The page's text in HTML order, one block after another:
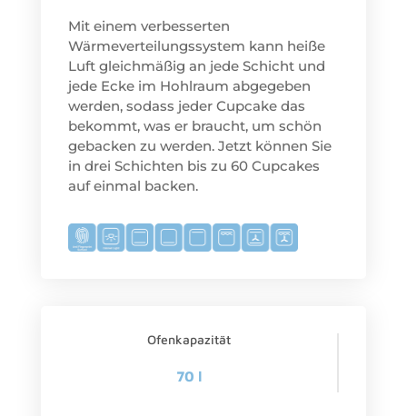
Mit einem verbesserten
Wärmeverteilungssystem kann heiße
Luft gleichmäßig an jede Schicht und
jede Ecke im Hohlraum abgegeben
werden, sodass jeder Cupcake das
bekommt, was er braucht, um schön
gebacken zu werden. Jetzt können Sie
in drei Schichten bis zu 60 Cupcakes
auf einmal backen.
Ofenkapazität
70 l